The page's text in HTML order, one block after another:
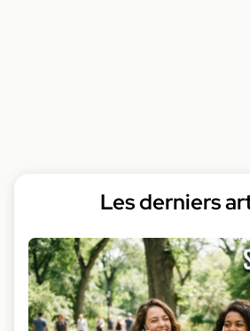
Les derniers